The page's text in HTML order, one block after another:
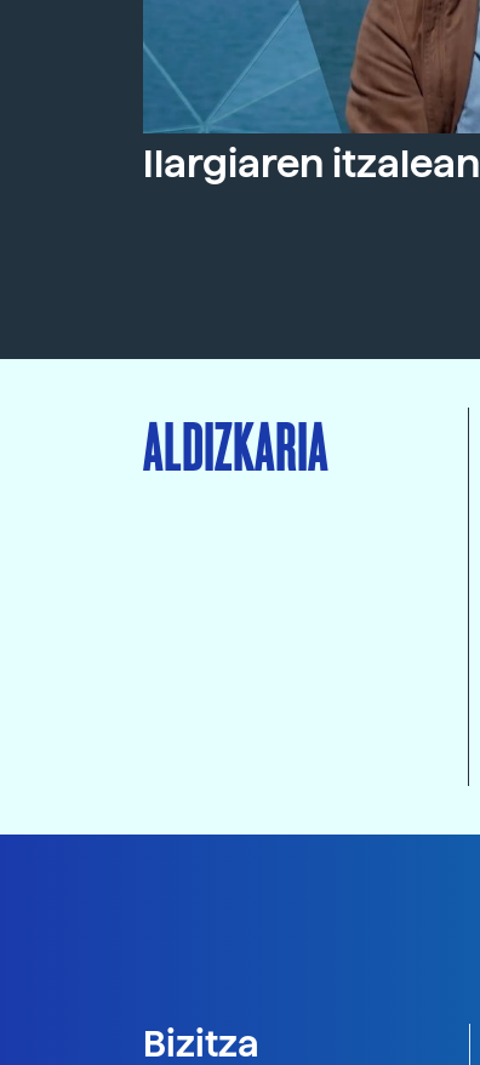
Ilargiaren itzalean
ALDIZKARIA
Bizitza